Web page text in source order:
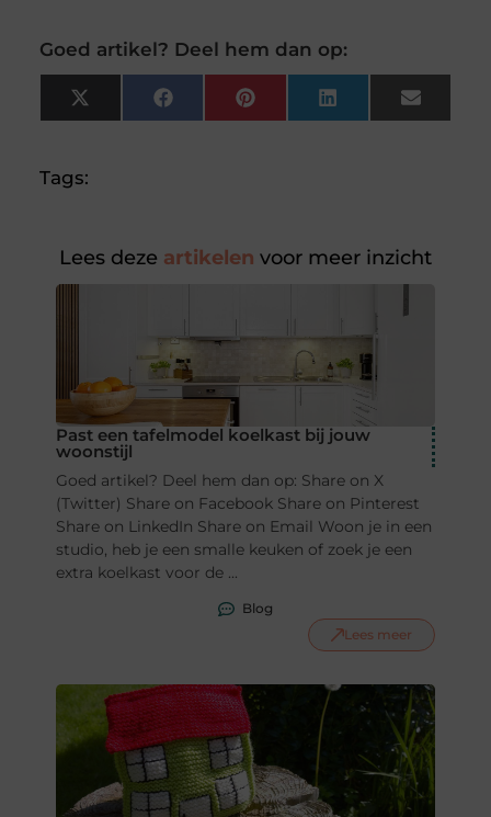
Goed artikel? Deel hem dan op:
X
(Twitter)
FacebookPinterest LinkedIn Email
Tags:
Lees deze artikelen voor meer inzicht
Past een tafelmodel koelkast bij jouw
woonstijl
Goed artikel? Deel hem dan op: Share on X
(Twitter) Share on Facebook Share on Pinterest
Share on LinkedIn Share on Email Woon je in een
studio, heb je een smalle keuken of zoek je een
extra koelkast voor de ...
Blog
Lees meer